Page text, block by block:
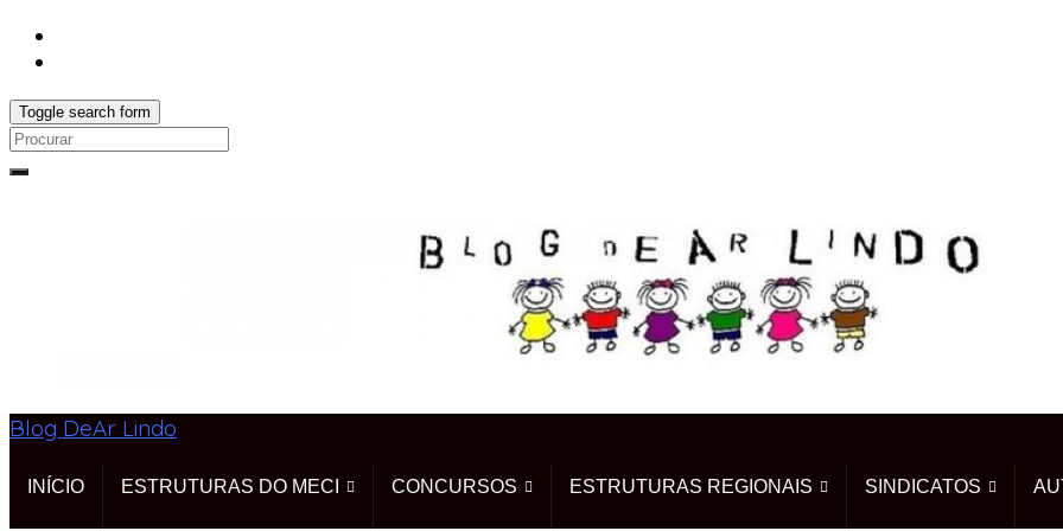
Toggle search form
Search
Blog DeAr Lindo
INÍCIO ESTRUTURAS DO MECI CONCURSOS ESTRUTURAS REGIONAIS SINDICATOS